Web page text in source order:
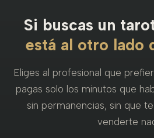
Si buscas un
está al otro lado
Eliges al profesional que
pagas solo los minutos que
sin permanencias, sin que
venderte